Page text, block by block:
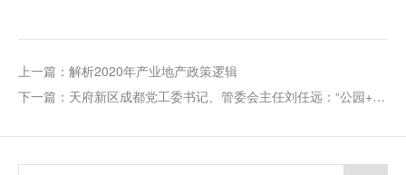
上一篇：解析2020年产业地产政策逻辑
下一篇：天府新区成都党工委书记、管委会主任刘任远：“公园+”，打开未来城市想象空间